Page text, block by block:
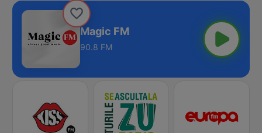
Magic FM
90.8 FM